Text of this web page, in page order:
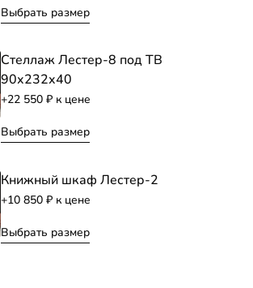
Выбрать размер
Стеллаж Лестер-8 под ТВ
90х232х40
+22 550 к цене
Выбрать размер
Книжный шкаф Лестер-2
+10 850 к цене
Выбрать размер